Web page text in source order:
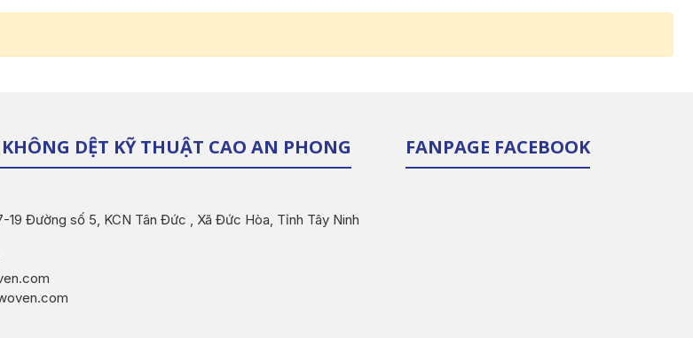
DỆT KỸ THUẬT CAO AN PHONG
19 Đường số 5, KCN Tân Đức , Xã Đức Hòa, Tỉnh Tây Ninh
FANPAGE FACEBOOK